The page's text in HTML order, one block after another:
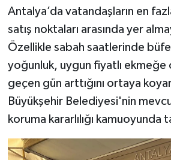
Antalya’da vatandaşların en
satış noktaları arasında yer
Özellikle sabah saatlerinde
yoğunluk, uygun fiyatlı ekmeğe
geçen gün arttığını ortaya
Büyükşehir Belediyesi'nin
koruma kararlılığı